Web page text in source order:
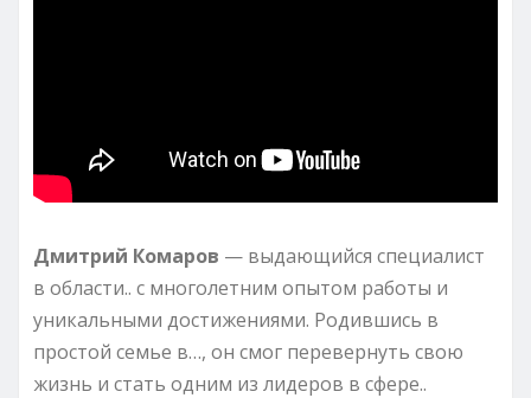
Дмитрий Комаров — выдающийся специалист
в области.. с многолетним опытом работы и
уникальными достижениями. Родившись в
простой семье в…, он смог перевернуть свою
жизнь и стать одним из лидеров в сфере..